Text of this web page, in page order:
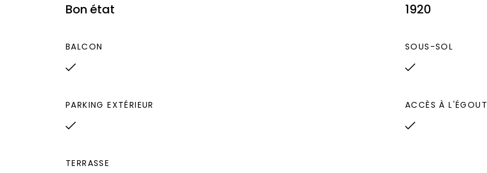
Bon état 1920
BALCON SOUS-SOL
PARKING EXTÉRIEUR ACCÈS À L'ÉGOUT
TERRASSE